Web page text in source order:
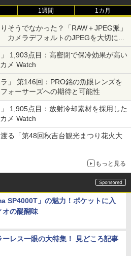
1週間 1カ月
そうでなかった？「RAW＋JPEG派」
メラデフォルトのJPEGを大切にす
1,903点目：高密閉で保冷効果が高い
メ Watch
」 第146回：PRO銘の魚眼レンズを
ォーサーズへの期待と可能性
1,905点目：放射冷却素材を採用した
メ Watch
る「第48回秋吉台観光まつり花火大
もっと見る
SP4000T」の魅力！ポケットに入
オの醍醐味
ーレス一眼の大特集！ 見どころ記事